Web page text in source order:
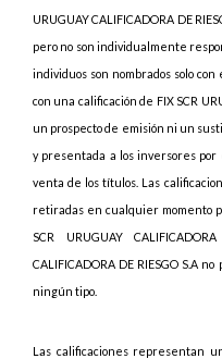
URUGUAY CALIFICADORA DE
pero no son individualmente
individuos son nombrados solo
con una calificación de FIX SCR
un prospecto de emisión ni un
y presentada a los inversores
venta de los títulos. Las
retiradas en cualquier momento
SCR URUGUAY
CALIFICADORA DE RIESGO S.A
ningún tipo.
Las calificaciones representan